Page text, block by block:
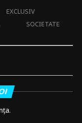
EXCLUSIV
SOCIETATE